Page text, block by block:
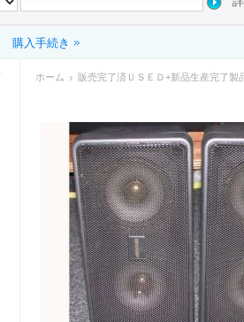
購入手続き
ホーム 販売完了済ＵＳＥＤ+新品生産完了製